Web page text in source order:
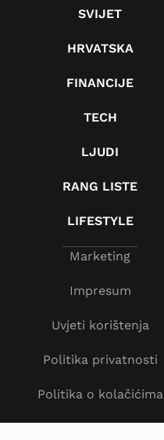
SVIJET
HRVATSKA
FINANCIJE
TECH
LJUDI
RANG LISTE
LIFESTYLE
Marketing
Impresum
Uvjeti korištenja
Politika privatnosti
Politika o kolačićima